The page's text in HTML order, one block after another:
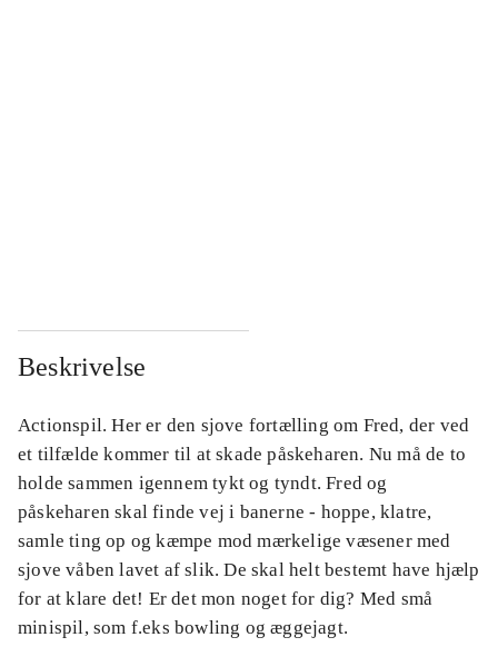
Beskrivelse
Actionspil. Her er den sjove fortælling om Fred, der ved
et tilfælde kommer til at skade påskeharen. Nu må de to
holde sammen igennem tykt og tyndt. Fred og
påskeharen skal finde vej i banerne - hoppe, klatre,
samle ting op og kæmpe mod mærkelige væsener med
sjove våben lavet af slik. De skal helt bestemt have hjælp
for at klare det! Er det mon noget for dig? Med små
minispil, som f.eks bowling og æggejagt.